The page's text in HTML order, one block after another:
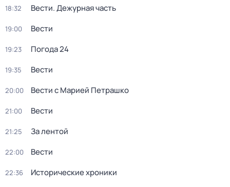
18:32 Вести. Дежурная часть
19:00 Вести
19:23 Погода 24
19:35 Вести
20:00 Вести с Марией Петрашко
21:00 Вести
21:25 За лентой
22:00 Вести
22:36 Исторические хроники